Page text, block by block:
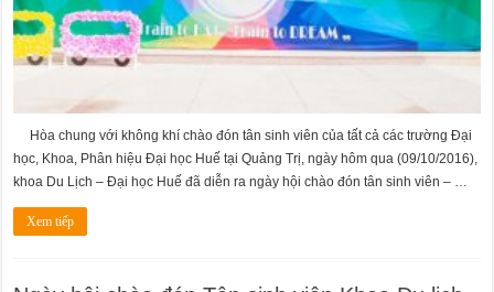
Train
to
dream”
Hòa chung với không khí chào đón tân sinh viên của tất cả các trường Đại
học, Khoa, Phân hiệu Đại học Huế tại Quảng Trị, ngày hôm qua (09/10/2016),
khoa Du Lịch – Đại học Huế đã diễn ra ngày hội chào đón tân sinh viên – …
Xem tiếp